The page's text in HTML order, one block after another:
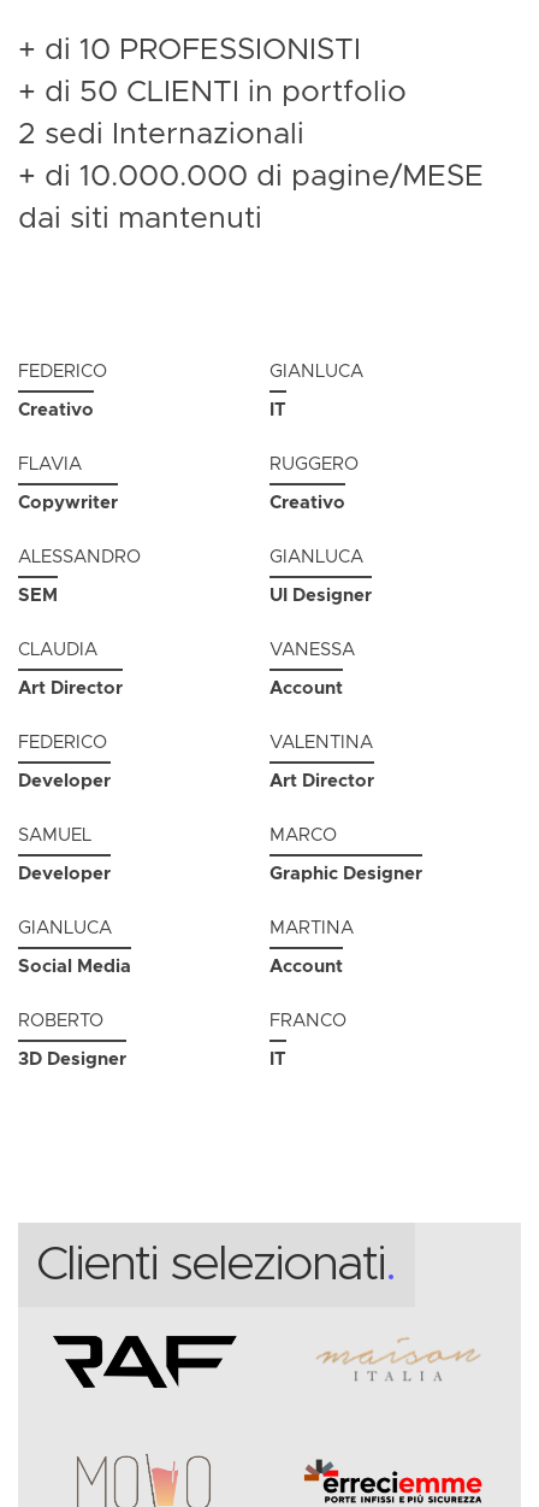
+ di 10 PROFESSIONISTI
+ di 50 CLIENTI in portfolio
2 sedi Internazionali
+ di 10.000.000 di pagine/MESE
dai siti mantenuti
FEDERICO
Creativo
GIANLUCA
IT
FLAVIA
Copywriter
RUGGERO
Creativo
ALESSANDRO
SEM
GIANLUCA
UI Designer
CLAUDIA
Art Director
VANESSA
Account
FEDERICO
Developer
VALENTINA
Art Director
SAMUEL
Developer
MARCO
Graphic Designer
GIANLUCA
Social Media
MARTINA
Account
ROBERTO
3D Designer
FRANCO
IT
Clienti selezionati.